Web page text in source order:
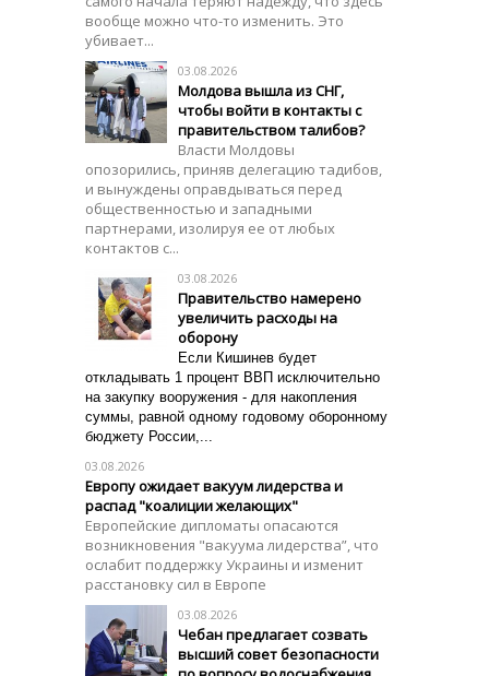
вообще можно что-то изменить. Это
убивает...
03.08.2026
Молдова вышла из СНГ,
чтобы войти в контакты с
правительством талибов?
Власти Молдовы
опозорились, приняв делегацию тадибов,
и вынуждены оправдываться перед
общественностью и западными
партнерами, изолируя ее от любых
контактов с...
03.08.2026
Правительство намерено
увеличить расходы на
оборону
Если Кишинев будет
откладывать 1 процент ВВП исключительно
на закупку вооружения - для накопления
суммы, равной одному годовому оборонному
бюджету России,...
03.08.2026
Европу ожидает вакуум лидерства и
распад "коалиции желающих"
Европейские дипломаты опасаются
возникновения "вакуума лидерства”, что
ослабит поддержку Украины и изменит
расстановку сил в Европе
03.08.2026
Чебан предлагает созвать
высший совет безопасности